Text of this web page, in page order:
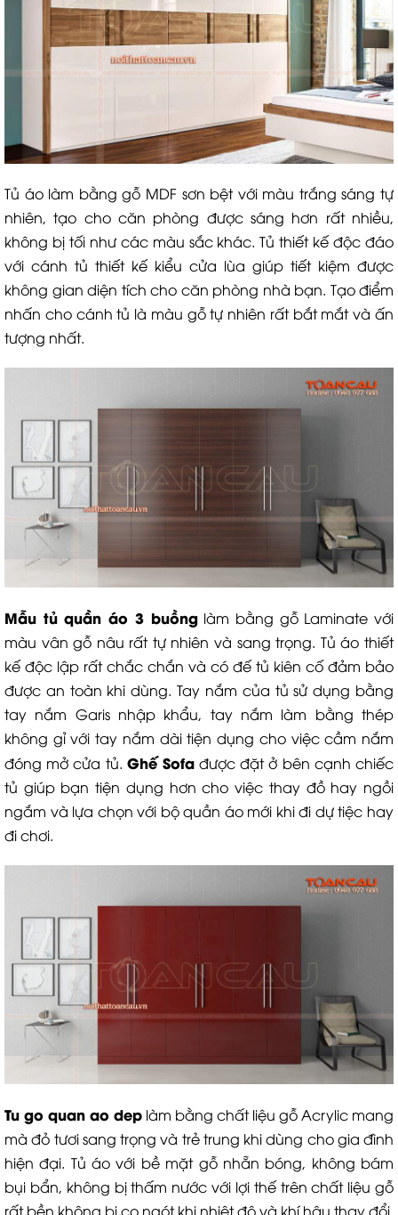
Tủ áo làm bằng gỗ MDF sơn bệt với màu trắng sáng tự
nhiên, tạo cho căn phòng được sáng hơn rất nhiều,
không bị tối như các màu sắc khác. Tủ thiết kế độc đáo
với cánh tủ thiết kế kiểu cửa lùa giúp tiết kiệm được
không gian diện tích cho căn phòng nhà bạn. Tạo điểm
nhấn cho cánh tủ là màu gỗ tự nhiên rất bắt mắt và ấn
tượng nhất.
Mẫu tủ quần áo 3 buồnglàm bằng gỗ Laminate với
màu vân gỗ nâu rất tự nhiên và sang trọng. Tủ áo thiết
kế độc lập rất chắc chắn và có đế tủ kiên cố đảm bảo
được an toàn khi dùng. Tay nắm của tủ sử dụng bằng
tay nắm Garis nhập khẩu, tay nắm làm bằng thép
không gỉ với tay nắm dài tiện dụng cho việc cầm nắm
đóng mở cửa tủ. Ghế Sofađược đặt ở bên cạnh chiếc
tủ giúp bạn tiện dụng hơn cho việc thay đồ hay ngồi
ngắm và lựa chọn với bộ quần áo mới khi đi dự tiệc hay
đi chơi.
Tu go quan ao dep làm bằng chất liệu gỗ Acrylic mang
mà đỏ tươi sang trọng và trẻ trung khi dùng cho gia đình
hiện đại. Tủ áo với bề mặt gỗ nhẵn bóng, không bám
bụi bẩn, không bị thấm nước với lợi thế trên chất liệu gỗ
rất bền không bị co ngót khi nhiệt độ và khí hậu thay đổi,